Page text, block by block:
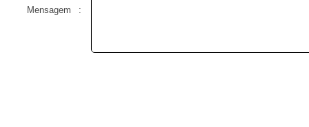
Mensagem :